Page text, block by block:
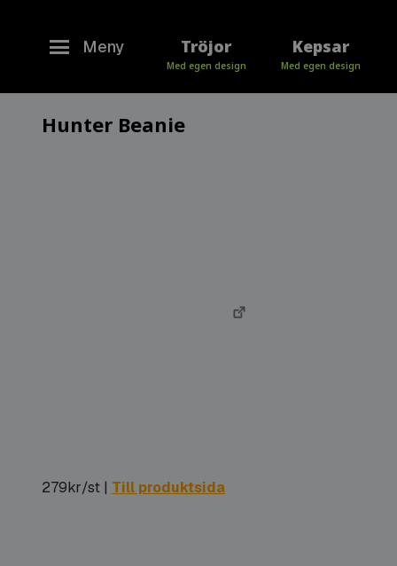
Meny Tröjor
Med egen design
Kepsar
Med egen design
Hunter Beanie
279kr/st | Till produktsida